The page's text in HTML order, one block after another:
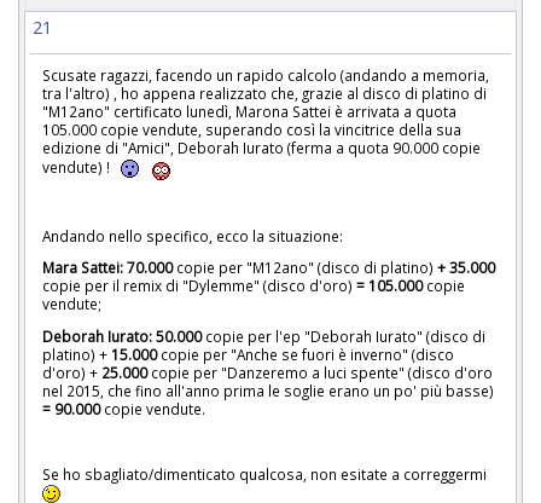
21
Scusate ragazzi, facendo un rapido calcolo (andando a memoria,
tra l'altro) , ho appena realizzato che, grazie al disco di platino di
"M12ano" certificato lunedì, Marona Sattei è arrivata a quota
105.000 copie vendute, superando così la vincitrice della sua
edizione di "Amici", Deborah Iurato (ferma a quota 90.000 copie
vendute) !
Andando nello specifico, ecco la situazione:
Mara Sattei:70.000copie per "M12ano" (disco di platino) + 35.000
copie per il remix di "Dylemme" (disco d'oro) = 105.000copie
vendute;
Deborah Iurato: 50.000copie per l'ep "Deborah Iurato" (disco di
platino) + 15.000copie per "Anche se fuori è inverno" (disco
d'oro) + 25.000copie per "Danzeremo a luci spente" (disco d'oro
nel 2015, che fino all'anno prima le soglie erano un po' più basse)
= 90.000copie vendute.
Se ho sbagliato/dimenticato qualcosa, non esitate a correggermi